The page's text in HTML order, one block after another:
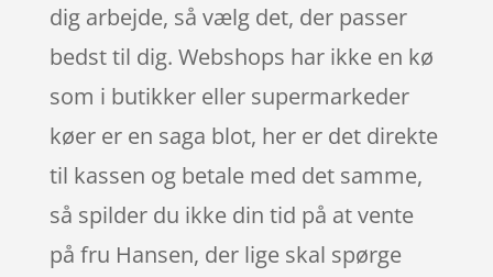
dig arbejde, så vælg det, der passer
bedst til dig. Webshops har ikke en kø
som i butikker eller supermarkeder
køer er en saga blot, her er det direkte
til kassen og betale med det samme,
så spilder du ikke din tid på at vente
på fru Hansen, der lige skal spørge